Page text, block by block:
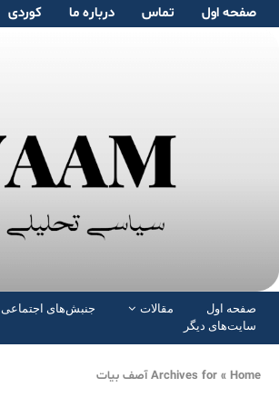
صفحە اول تماس دربارە ما کوردی
صفحە اول مقالات جنبش‌های اجتماعی
سایت‌های دیگر
Home
» Archives for آصف بیات